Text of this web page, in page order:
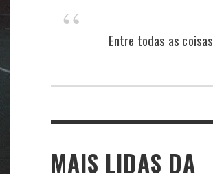
Entre todas as coisas
MAIS LIDAS DA